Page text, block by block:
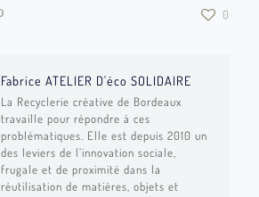
0
Fabrice ATELIER D'éco SOLIDAIRE
La Recyclerie créative de Bordeaux
travaille pour répondre à ces
problématiques. Elle est depuis 2010 un
des leviers de l’innovation sociale,
frugale et de proximité dans la
réutilisation de matières, objets et